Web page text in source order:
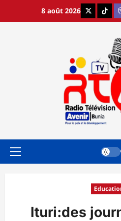
8 août 2026 X TikTok
Menu
Ituri:des